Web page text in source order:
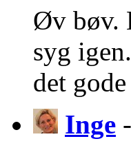
Øv bøv.
syg
det
Inge -